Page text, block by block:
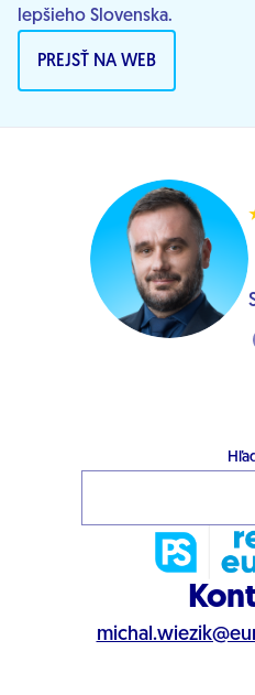
lepšieho Slovenska.
PREJSŤ NA WEB